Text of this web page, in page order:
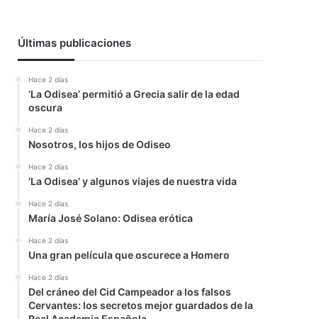
Últimas publicaciones
Hace 2 días
‘La Odisea’ permitió a Grecia salir de la edad
oscura
Hace 2 días
Nosotros, los hijos de Odiseo
Hace 2 días
‘La Odisea’ y algunos viajes de nuestra vida
Hace 2 días
María José Solano: Odisea erótica
Hace 2 días
Una gran película que oscurece a Homero
Hace 2 días
Del cráneo del Cid Campeador a los falsos
Cervantes: los secretos mejor guardados de la